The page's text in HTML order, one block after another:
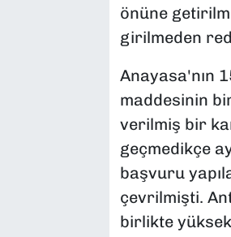
önüne
girilmeden
Anayasa'nın
maddesinin
verilmiş bir
geçmedikçe
başvuru
çevrilmişti.
birlikte